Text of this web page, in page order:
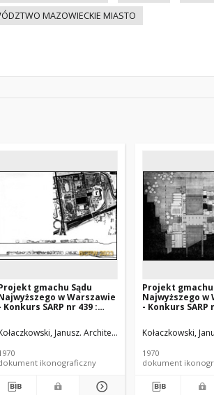
MAZOWIECKIE MIASTO
). Architekt
Kołaczkowska, Alina, Danuta (1937- ). Architekt
gmachu Sądu
w Warszawie
Konkurs SARP nr 439 :
Zdj. 8, Plan, elewacje
Janusz. Architekt Kiernicka-
ikonograficzny
Projekt gmachu
Najwyższego w
- Konkurs SARP
Zdj. 6, Rzut
Kołaczkowski,
1970
dokument